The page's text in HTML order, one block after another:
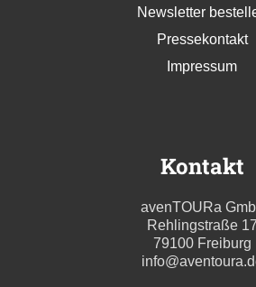
Angebot
Newsletter
Pressekontakt
Kontakt
avenTOURa Gmbh
Rehlingstraße